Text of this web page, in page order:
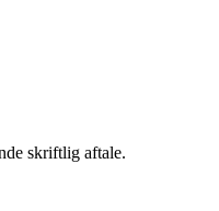
skriftlig aftale.